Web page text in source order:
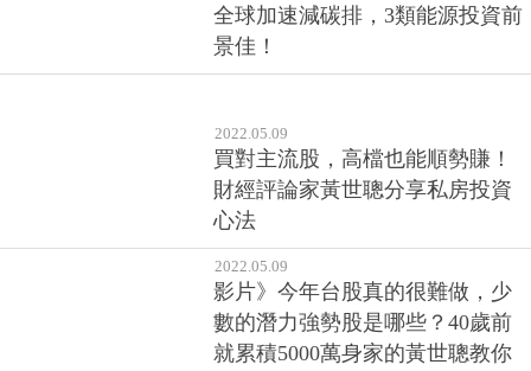
全球加速減碳排，3類能源投資前
景佳！
2022.05.09
買對主流股，高檔也能順勢賺！
財經評論家黃世聰分享私房投資
心法
2022.05.09
影片》今年台股真的很難做，少
數的潛力強勢股是哪些？40歲前
就累積5000萬身家的黃世聰教你